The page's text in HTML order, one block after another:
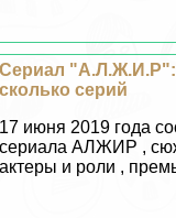
Сериал "А.Л.Ж.И.Р":
сколько серий
17 июня 2019 года
сериала АЛЖИР ,
актеры и роли ,